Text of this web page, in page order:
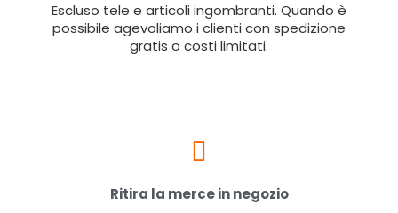
Escluso tele e articoli ingombranti. Quando è
possibile agevoliamo i clienti con spedizione
gratis o costi limitati.
Ritira la merce in negozio